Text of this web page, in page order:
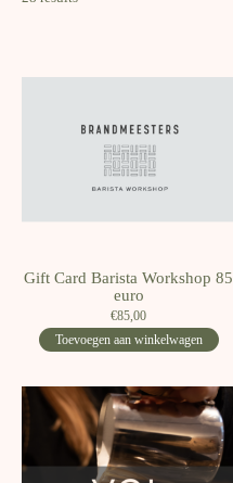
Gift Card Barista Workshop 85
euro
€85,00
Toevoegen aan winkelwagen